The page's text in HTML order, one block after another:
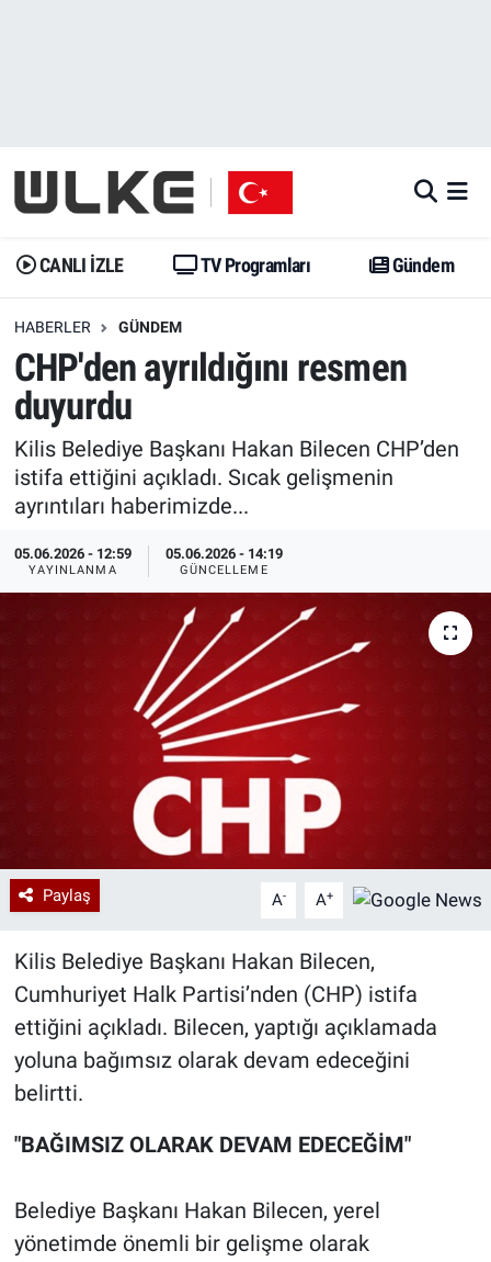
CANLI İZLE TV Programları Gündem
HABERLER GÜNDEM
CHP'den ayrıldığını resmen
duyurdu
Kilis Belediye Başkanı Hakan Bilecen CHP’den
istifa ettiğini açıkladı. Sıcak gelişmenin
ayrıntıları haberimizde...
05.06.2026 - 12:59
YAYINLANMA
05.06.2026 - 14:19
GÜNCELLEME
Paylaş A- A+
Kilis Belediye Başkanı Hakan Bilecen,
Cumhuriyet Halk Partisi’nden (CHP) istifa
ettiğini açıkladı. Bilecen, yaptığı açıklamada
yoluna bağımsız olarak devam edeceğini
belirtti.
"BAĞIMSIZ OLARAK DEVAM EDECEĞİM"
Belediye Başkanı Hakan Bilecen, yerel
yönetimde önemli bir gelişme olarak
Gündem
Dünya
Erişim Bilgileri
Ekonomi
Trend
Yazarlar
Gündem
Trend
Erişim Bilgileri
Spor
Ekonomi
Medya
Özel Haberler
Erişim Bilgileri
Teknoloji
İstanbul Namaz Vakitleri
Trafik Durumu
Erişim Bilgileri
Tüm Manşetler
Son Dakika Haberleri